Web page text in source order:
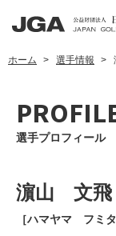
ホーム 選手情報
選手プロフィール
濵山 文飛
［ハマヤマ フミタ